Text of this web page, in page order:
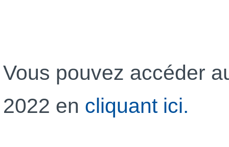
Vous pouvez accéder
2022 en cliquant ici.